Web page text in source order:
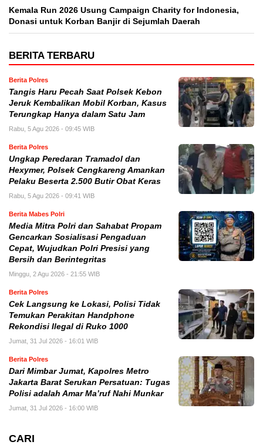
Kemala Run 2026 Usung Campaign Charity for Indonesia,
Donasi untuk Korban Banjir di Sejumlah Daerah
BERITA TERBARU
Berita Polres
Tangis Haru Pecah Saat Polsek Kebon
Jeruk Kembalikan Mobil Korban, Kasus
Terungkap Hanya dalam Satu Jam
Rabu, 5 Agu 2026 - 09:45 WIB
Berita Polres
Ungkap Peredaran Tramadol dan
Hexymer, Polsek Cengkareng Amankan
Pelaku Beserta 2.500 Butir Obat Keras
Rabu, 5 Agu 2026 - 09:41 WIB
Berita Mabes Polri
Media Mitra Polri dan Sahabat Propam
Gencarkan Sosialisasi Pengaduan
Cepat, Wujudkan Polri Presisi yang
Bersih dan Berintegritas
Minggu, 2 Agu 2026 - 21:55 WIB
Berita Polres
Cek Langsung ke Lokasi, Polisi Tidak
Temukan Perakitan Handphone
Rekondisi Ilegal di Ruko 1000
Jumat, 31 Jul 2026 - 16:01 WIB
Berita Polres
Dari Mimbar Jumat, Kapolres Metro
Jakarta Barat Serukan Persatuan: Tugas
Polisi adalah Amar Ma’ruf Nahi Munkar
Jumat, 31 Jul 2026 - 16:00 WIB
CARI